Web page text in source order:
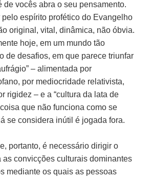
de vocês abra o seu pensamento.
pelo espírito profético do Evangelho
original, vital, dinâmica, não óbvia.
hoje, em um mundo tão
de desafios, em que parece triunfar
– alimentada por
por mediocridade relativista,
rigidez – e a “cultura da lata de
coisa que não funciona como se
se considera inútil é jogada fora.
portanto, é necessário dirigir o
as convicções culturais dominantes
mediante os quais as pessoas